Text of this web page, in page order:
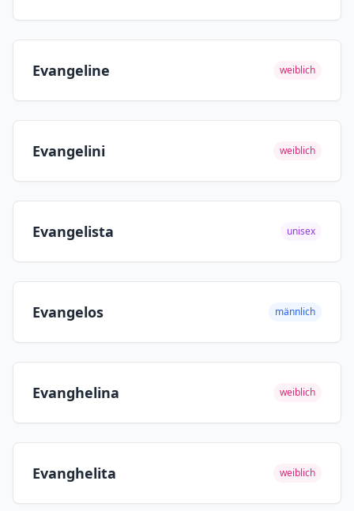
Evangeline weiblich
Evangelini weiblich
Evangelista unisex
Evangelos männlich
Evanghelina weiblich
Evanghelita weiblich